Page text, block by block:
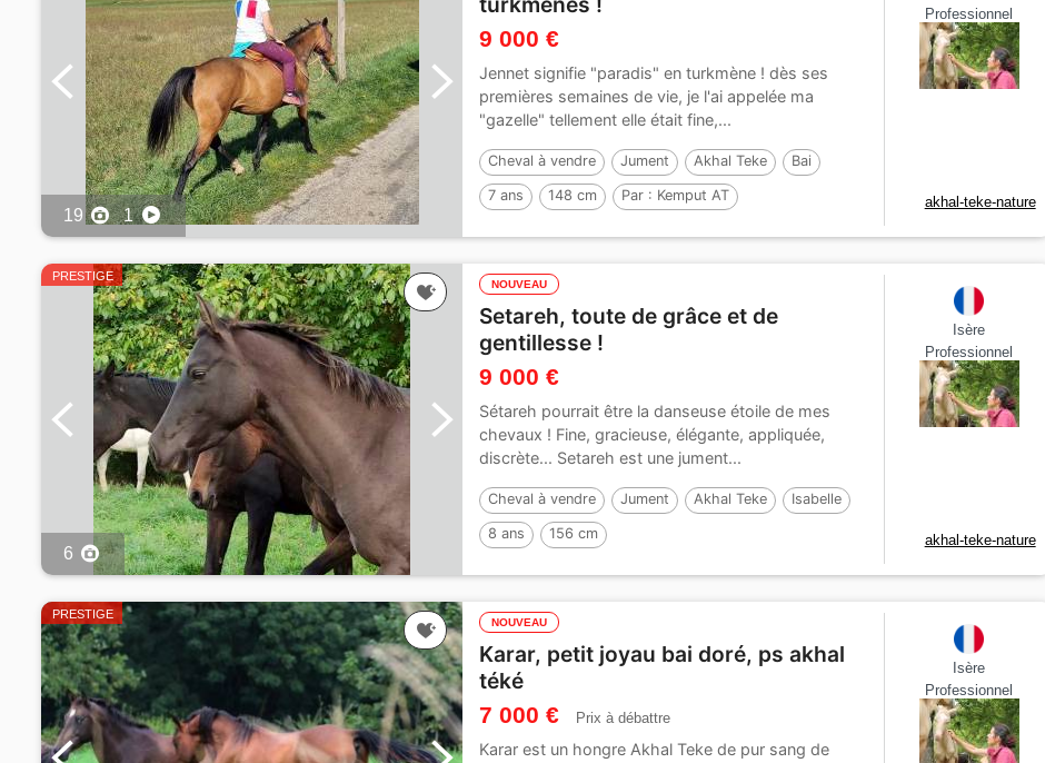
19 1
9 000 €
Jennet signifie "paradis" en turkmène ! dès ses
premières semaines de vie, je l'ai appelée ma
"gazelle" tellement elle était fine,...
Cheval à vendre Jument Akhal Teke Bai
7 ans 148 cm Par : Kemput AT
Professionnel
akhal-teke-nature
PRESTIGE
6
NOUVEAU
Setareh, toute de grâce et de
gentillesse !
9 000 €
Sétareh pourrait être la danseuse étoile de mes
chevaux ! Fine, gracieuse, élégante, appliquée,
discrète... Setareh est une jument...
Cheval à vendre Jument Akhal Teke Isabelle
8 ans 156 cm
Isère
Professionnel
akhal-teke-nature
PRESTIGE
NOUVEAU
Karar, petit joyau bai doré, ps akhal
téké
7 000 € Prix à débattre
Karar est un hongre Akhal Teke de pur sang de
Isère
Professionnel